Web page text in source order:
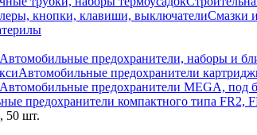
кнопки, клавиши, выключателиСмазки
Автомобильные предохранители, наборы и
Автомобильные предохранители
Автомобильные предохранители MEGA, под
предохранители компактного типа FR2,
50 шт.